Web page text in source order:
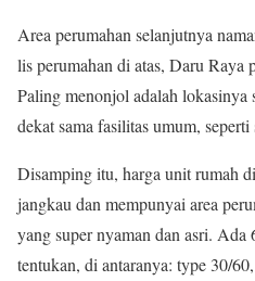
Area perumahan selanjutnya
lis perumahan di atas, Daru Raya
Paling menonjol adalah lokasinya
dekat sama fasilitas umum,
Disamping itu, harga unit rumah
jangkau dan mempunyai area
yang super nyaman dan asri. Ada
tentukan, di antaranya: type 30/